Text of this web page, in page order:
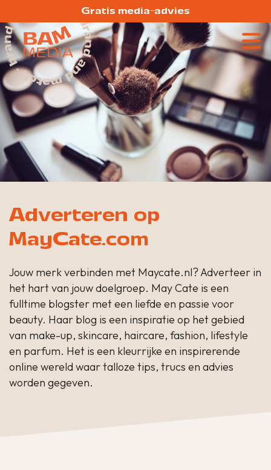
Gratis media-advies
Adverteren op
MayCate.com
Jouw merk verbinden met Maycate.nl? Adverteer in
het hart van jouw doelgroep. May Cate is een
fulltime blogster met een liefde en passie voor
beauty. Haar blog is een inspiratie op het gebied
van make-up, skincare, haircare, fashion, lifestyle
en parfum. Het is een kleurrijke en inspirerende
online wereld waar talloze tips, trucs en advies
worden gegeven.